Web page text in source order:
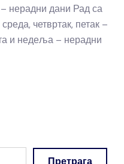
нерадни дани Рад са
четвртак, петак –
и недеља – нерадни
Претрага